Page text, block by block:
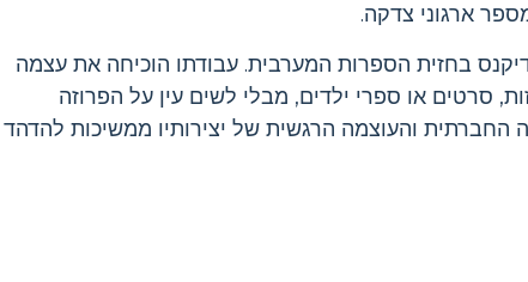
ארגוני צדקה.
בחזית הספרות המערבית. עבודתו הוכיחה את עצמה
סרטים או ספרי ילדים, מבלי לשים עין על הפרוזה
החברתית והעוצמה הרגשית של יצירותיו ממשיכות להדהד